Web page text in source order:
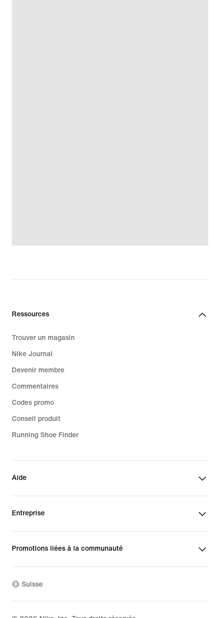
Ressources
Trouver un magasin
Nike Journal
Devenir membre
Commentaires
Codes promo
Conseil produit
Running Shoe Finder
Aide
Entreprise
Promotions liées à la communauté
Suisse